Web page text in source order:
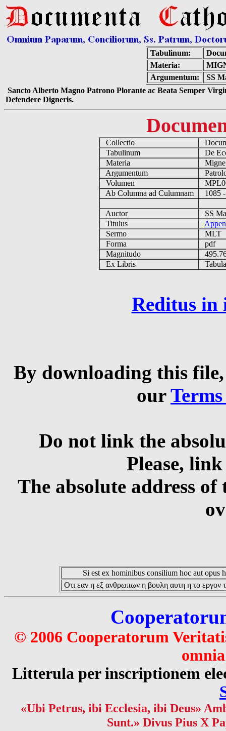
Tabulinum:
Materia:
Argumentum:
SS
Sancto Alberto Magno Patrono Plorante ac Beata Semper
Defendere Digneris.
Collectio
Tabulinum
De
Materia
Argumentum
Volumen
Ab Columna ad Culumnam
1085
Auctor
SS
Titulus
Sermo
MLT
Forma
pdf
Magnitudo
Ex Libris
Reditus in
By downloading this
our
Do not link the
Please,
The absolute address
Si est ex hominibus consilium hoc aut opus
Οτι εαν η εξ ανθρωπων η βουλη αυτη η το εργον
© 2006 Cooperatorum
Litterula per inscriptionem
«Ubi Petrus, ibi Ecclesia, ibi Deus»
Sunt.» Divus Pius X